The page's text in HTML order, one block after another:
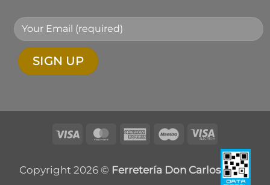
Visa MasterCardAmericanMaestroVisa
Electron
Copyright 2026 © Ferretería Don Carlos